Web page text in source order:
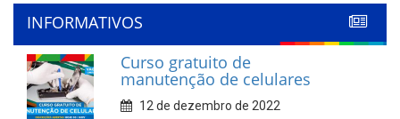
INFORMATIVOS
Curso gratuito de
manutenção de celulares
12 de dezembro de 2022